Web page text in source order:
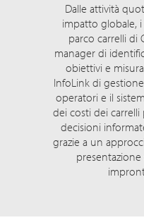
Dalle attività
impatto globale,
parco carrelli di
manager di
obiettivi e
InfoLink di
operatori e il
dei costi dei
decisioni
grazie a un